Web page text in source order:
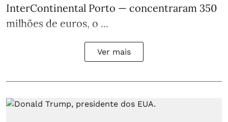
InterContinental Porto — concentraram 350
milhões de euros, o ...
Ver mais